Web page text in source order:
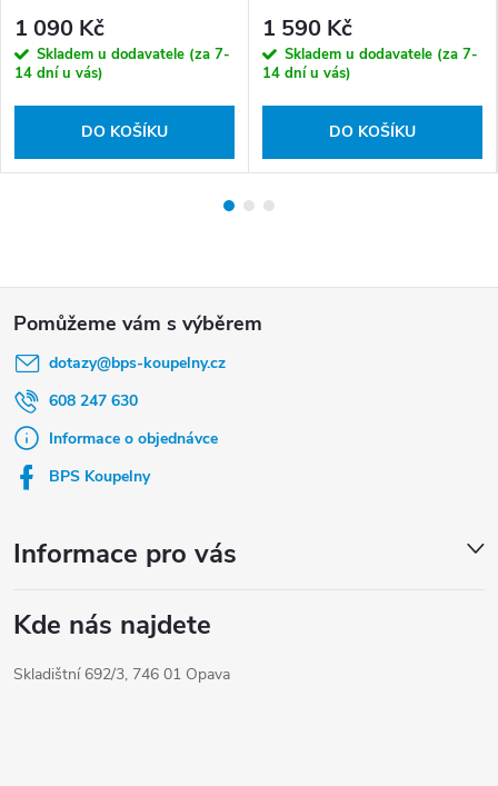
1 090 Kč
Skladem u dodavatele (za 7-
14 dní u vás)
DO KOŠÍKU
1 590 Kč
Skladem u dodavatele (za 7-
14 dní u vás)
DO KOŠÍKU
dotazy@bps-koupelny.cz
608 247 630
Informace o objednávce
BPS Koupelny
Informace pro vás
Kde nás najdete
Skladištní 692/3, 746 01 Opava